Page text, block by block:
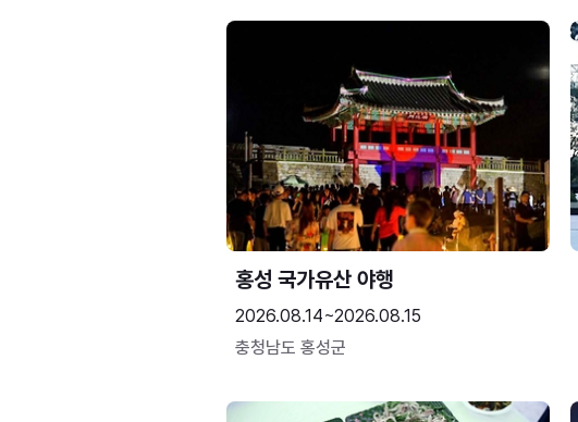
홍성 국가유산 야행
2026.08.14~2026.08.15
충청남도 홍성군